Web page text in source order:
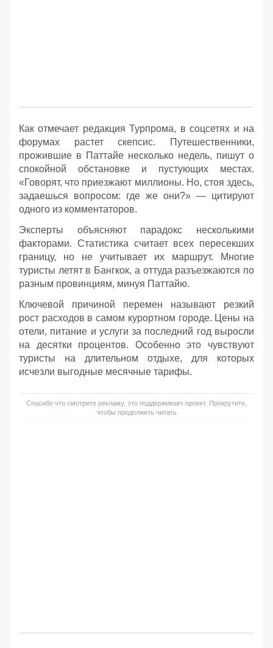
Как отмечает редакция Турпрома, в соцсетях и на
форумах растет скепсис. Путешественники,
прожившие в Паттайе несколько недель, пишут о
спокойной обстановке и пустующих местах.
«Говорят, что приезжают миллионы. Но, стоя здесь,
задаешься вопросом: где же они?» — цитируют
одного из комментаторов.
Эксперты объясняют парадокс несколькими
факторами. Статистика считает всех пересекших
границу, но не учитывает их маршрут. Многие
туристы летят в Бангкок, а оттуда разъезжаются по
разным провинциям, минуя Паттайю.
Ключевой причиной перемен называют резкий
рост расходов в самом курортном городе. Цены на
отели, питание и услуги за последний год выросли
на десятки процентов. Особенно это чувствуют
туристы на длительном отдыхе, для которых
исчезли выгодные месячные тарифы.
Спасибо что смотрите рекламу, это поддерживает проект. Прокрутите,
чтобы продолжить читать